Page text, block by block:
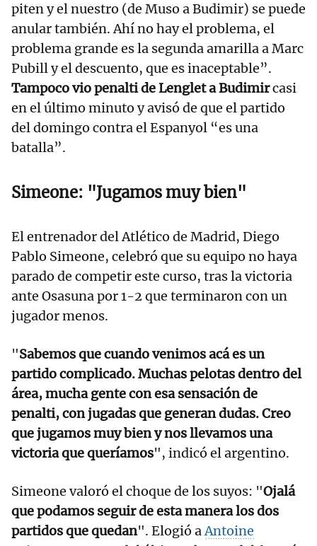
piten y el nuestro (de Muso a Budimir) se puede
anular también. Ahí no hay el problema, el
problema grande es la segunda amarilla a Marc
Pubill y el descuento, que es inaceptable”.
Tampoco vio penalti de Lenglet a Budimircasi
en el último minuto y avisó de que el partido
del domingo contra el Espanyol “es una
batalla”.
Simeone: "Jugamos muy bien"
El entrenador del Atlético de Madrid, Diego
Pablo Simeone, celebró que su equipo no haya
parado de competir este curso, tras la victoria
ante Osasuna por 1-2 que terminaron con un
jugador menos.
"Sabemos que cuando venimos acá es un
partido complicado. Muchas pelotas dentro del
área, mucha gente con esa sensación de
penalti, con jugadas que generan dudas. Creo
que jugamos muy bien y nos llevamos una
victoria que queríamos", indicó el argentino.
Simeone valoró el choque de los suyos: "Ojalá
que podamos seguir de esta manera los dos
partidos que quedan". Elogió aAntoine